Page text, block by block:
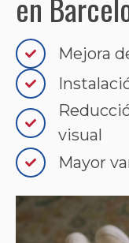
Mejora
visual
Mayor